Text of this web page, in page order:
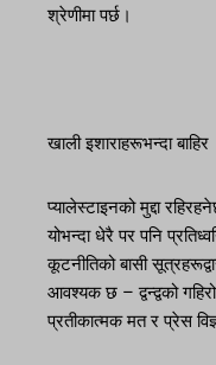
श्रेणीमा पर्छ।
खाली इशाराहरूभन्दा बाहिर
प्यालेस्टाइनको मुद्दा
योभन्दा धेरै पर पनि
कूटनीतिको बासी
आवश्यक छ – द्वन्द्वको
प्रतीकात्मक मत र प्रेस